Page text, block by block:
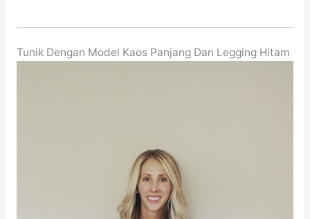
Tunik Dengan Model Kaos Panjang Dan Legging Hitam